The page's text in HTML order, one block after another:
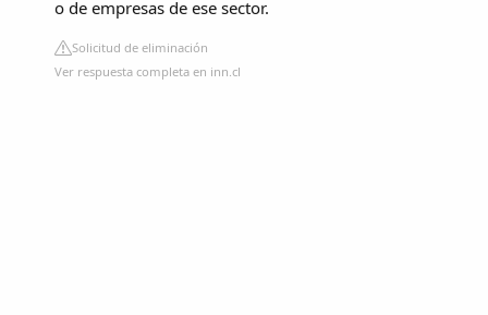
o de empresas de ese sector.
Solicitud de eliminación
Ver respuesta completa en inn.cl